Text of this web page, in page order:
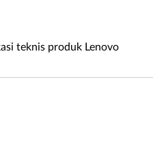
teknis produk Lenovo